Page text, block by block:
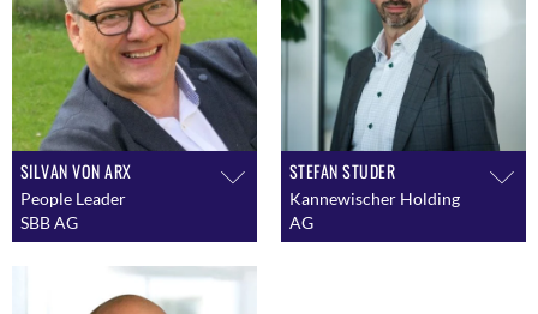
SILVAN VON ARX
People Leader
SBB AG
STEFAN STUDER
Kannewischer Holding
AG